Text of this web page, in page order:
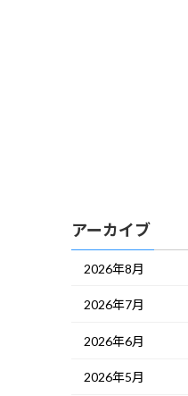
アーカイブ
2026年8月
2026年7月
2026年6月
2026年5月